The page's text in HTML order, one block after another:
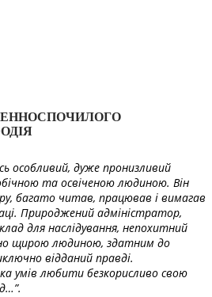
особливий, дуже пронизливий
та освіченою людиною. Він
багато читав, працював і вимагав
Природжений адміністратор,
для наслідування, непохитний
щирою людиною, здатним до
відданий правді.
умів любити безкорисливо свою